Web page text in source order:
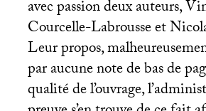
avec passion deux auteurs,
Courcelle-Labrousse et
Leur propos,
par aucune note de bas de
qualité de l’ouvrage,